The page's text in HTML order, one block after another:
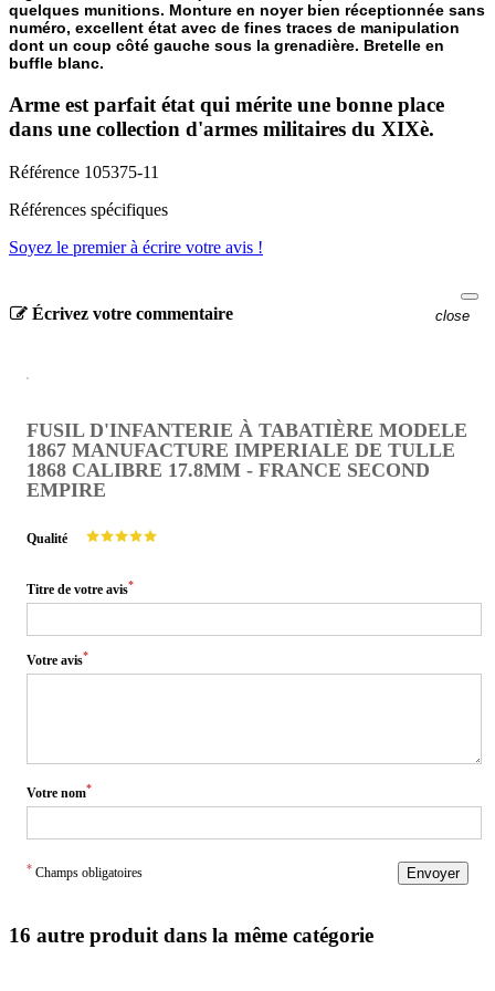
quelques munitions. Monture en noyer bien réceptionnée sans
numéro, excellent état avec de fines traces de manipulation
dont un coup côté gauche sous la grenadière. Bretelle en
buffle blanc.
Arme est parfait état qui mérite une bonne place
dans une collection d'armes militaires du XIXè.
Référence 105375-11
Références spécifiques
Soyez le premier à écrire votre avis !
Écrivez votre commentaire close
FUSIL D'INFANTERIE À TABATIÈRE MODELE
1867 MANUFACTURE IMPERIALE DE TULLE
1868 CALIBRE 17.8MM - FRANCE SECOND
EMPIRE
Qualité
Titre de votre avis*
Votre avis*
Votre nom*
* Champs obligatoires Envoyer
16 autre produit dans la même catégorie